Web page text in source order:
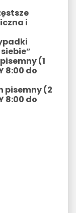
i
(1
8:00 do
pisemny (2
8:00 do